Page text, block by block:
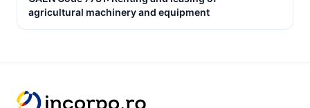
agricultural machinery and equipment